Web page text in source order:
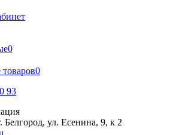
0
0
93
ул. Есенина, 9, к 2